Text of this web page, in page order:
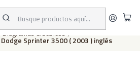
el texto del slide
Diagramas eléctricos
Sprinter 3500 ( 2003 ) inglés